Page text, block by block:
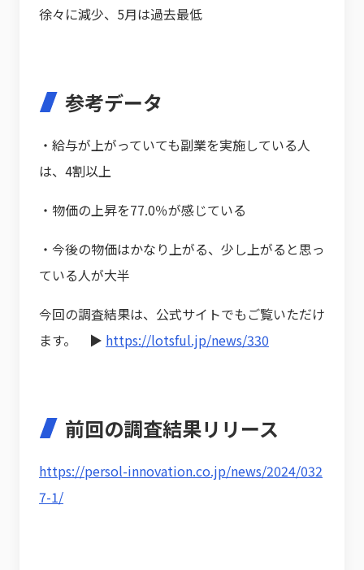
徐々に減少、5月は過去最低
参考データ
・給与が上がっていても副業を実施している人
は、4割以上
・物価の上昇を77.0％が感じている
・今後の物価はかなり上がる、少し上がると思っ
ている人が大半
今回の調査結果は、公式サイトでもご覧いただけ
ます。 ▶ https://lotsful.jp/news/330
前回の調査結果リリース
https://persol-innovation.co.jp/news/2024/032
7-1/